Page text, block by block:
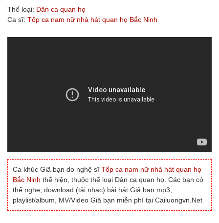
Thể loại: Dân ca quan họ
Ca sĩ: Tốp ca nam nữ nhà hát quan họ Bắc Ninh
Ca khúc Giã bạn do nghệ sĩTốp ca nam nữ nhà hát quan họ
Bắc Ninh thể hiện, thuộc thể loại Dân ca quan họ. Các bạn có
thể nghe, download (tải nhạc) bài hát Giã bạn mp3,
playlist/album, MV/Video Giã bạn miễn phí tại Cailuongvn.Net